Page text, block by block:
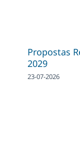
Propostas
2029
23-07-2026